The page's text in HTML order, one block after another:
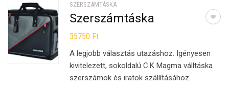
SZERSZÁMTÁSKA
Szerszámtáska
35750 Ft
A legjobb választás utazáshoz. Igényesen
kivitelezett, sokoldalú C.K Magma válltáska
szerszámok és iratok szállításához.